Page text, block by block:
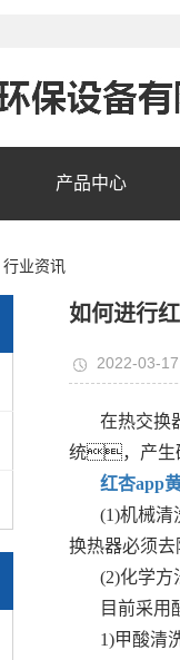
产品中心
行业资讯
如何进行
2022-03-
在热交
统，产
红杏app
(1)机械
换热器必须
(2)化学方
目前采
1)甲酸清